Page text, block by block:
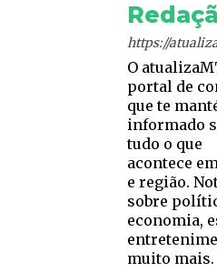
https://
O
portal de
que te
informado
tudo o que
acontece
e região.
sobre
economia,
muito mais.